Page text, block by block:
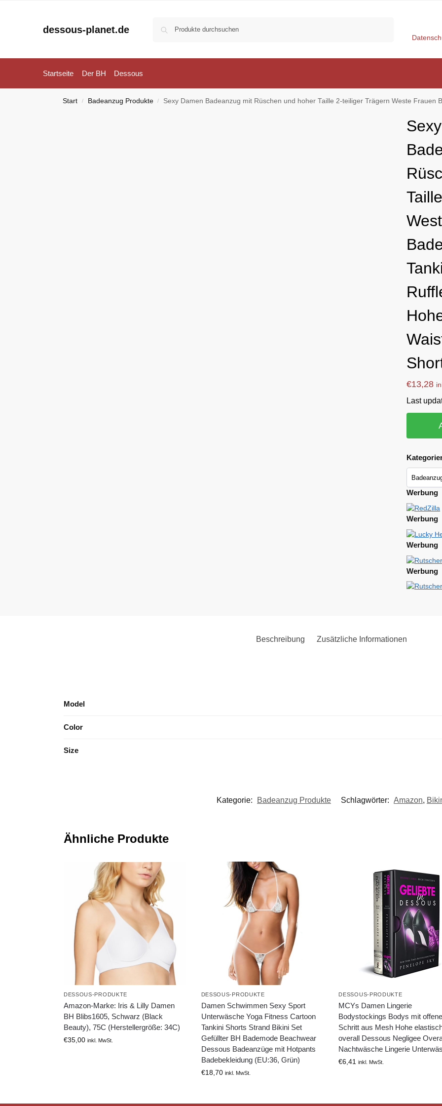
dessous-planet.de
Startseite Der BH Dessous
Start / Badeanzug Produkte / Sexy Damen Badeanzug mit Rüschen und hoher Taille 2-teiliger Trägern Weste Frauen Badeanzüge 2 Stück Tankini
€13,28
Last
Werbung
Werbung
Werbung
Werbung
Beschreibung Zusätzliche Informationen
Model
Color
Size
Kategorie: Badeanzug Produkte Schlagwörter: Amazon,
Ähnliche Produkte
DESSOUS-PRODUKTE
Amazon-Marke: Iris & Lilly Damen
BH Blibs1605, Schwarz (Black
Beauty), 75C (Herstellergröße: 34C)
€35,00 inkl. MwSt.
DESSOUS-PRODUKTE
Damen Schwimmen Sexy Sport
Unterwäsche Yoga Fitness Cartoon
Tankini Shorts Strand Bikini Set
Gefüllter BH Bademode Beachwear
Dessous Badeanzüge mit Hotpants
Badebekleidung (EU:36, Grün)
€18,70 inkl. MwSt.
DESSOUS-PRODUKTE
MCYs Damen Lingerie
Bodystockings Bodys mit
Schritt aus Mesh Hohe
overall Dessous Negligee
Nachtwäsche Lingerie
€6,41 inkl. MwSt.